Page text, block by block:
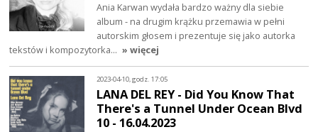
Ania Karwan wydała bardzo ważny dla siebie
album - na drugim krążku przemawia w pełni
autorskim głosem i prezentuje się jako autorka
tekstów i kompozytorka… » więcej
2023-04-10, godz. 17:05
LANA DEL REY - Did You Know That
There's a Tunnel Under Ocean Blvd
10 - 16.04.2023